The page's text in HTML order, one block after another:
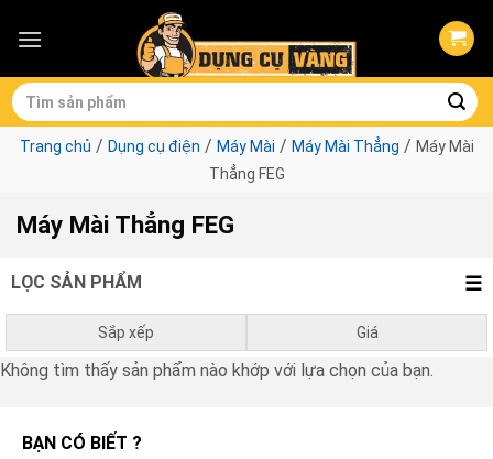
Tìm
kiếm:
Trang chủ / Dụng cụ điện / Máy Mài / Máy Mài Thẳng / Máy Mài
Thẳng FEG
Máy Mài Thẳng FEG
LỌC SẢN PHẨM
Sắp xếp
Mặc định
Giá cao đến thấp
Giá
0₫-1.000.000₫
3.000.000₫- 10.000.000
Không tìm thấy sản phẩm nào khớp với lựa chọn của bạn.
BẠN CÓ BIẾT ?